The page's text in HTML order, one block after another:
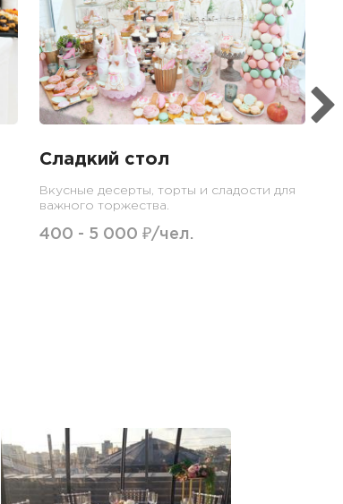
Сладкий стол
Вкусные десерты, торты и сладости для
важного торжества.
400 - 5 000 ₽/чел.